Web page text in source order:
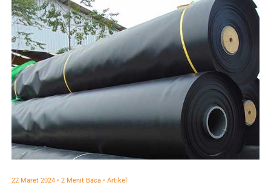
22 Maret 2024 • 2 Menit Baca • Artikel